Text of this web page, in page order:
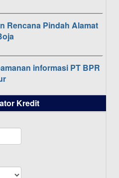
Rencana Pindah Alamat
informasi PT BPR
Undian TAMASHA
2025
2025
Kredit